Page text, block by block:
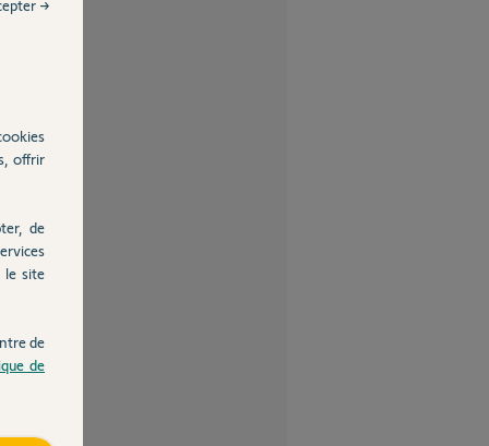
offrir
de
le site
de
de
→